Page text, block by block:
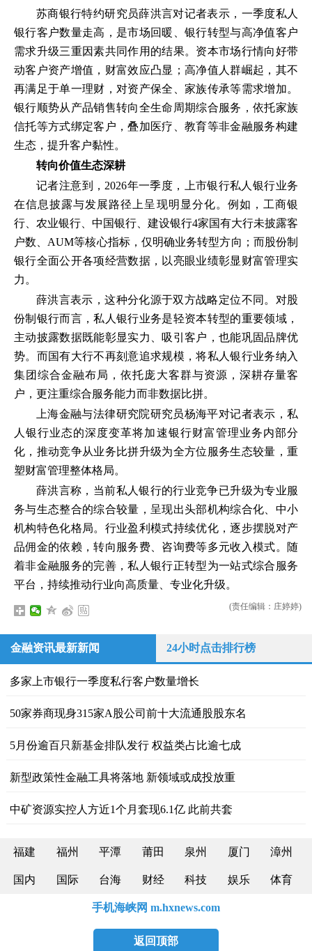
苏商银行特约研究员薛洪言对记者表示，一季度私人
银行客户数量走高，是市场回暖、银行转型与高净值客户
需求升级三重因素共同作用的结果。资本市场行情向好带
动客户资产增值，财富效应凸显；高净值人群崛起，其不
再满足于单一理财，对资产保全、家族传承等需求增加。
银行顺势从产品销售转向全生命周期综合服务，依托家族
信托等方式绑定客户，叠加医疗、教育等非金融服务构建
生态，提升客户黏性。
转向价值生态深耕
记者注意到，2026年一季度，上市银行私人银行业务
在信息披露与发展路径上呈现明显分化。例如，工商银
行、农业银行、中国银行、建设银行4家国有大行未披露客
户数、AUM等核心指标，仅明确业务转型方向；而股份制
银行全面公开各项经营数据，以亮眼业绩彰显财富管理实
力。
薛洪言表示，这种分化源于双方战略定位不同。对股
份制银行而言，私人银行业务是轻资本转型的重要领域，
主动披露数据既能彰显实力、吸引客户，也能巩固品牌优
势。而国有大行不再刻意追求规模，将私人银行业务纳入
集团综合金融布局，依托庞大客群与资源，深耕存量客
户，更注重综合服务能力而非数据比拼。
上海金融与法律研究院研究员杨海平对记者表示，私
人银行业态的深度变革将加速银行财富管理业务内部分
化，推动竞争从业务比拼升级为全方位服务生态较量，重
塑财富管理整体格局。
薛洪言称，当前私人银行的行业竞争已升级为专业服
务与生态整合的综合较量，呈现出头部机构综合化、中小
机构特色化格局。行业盈利模式持续优化，逐步摆脱对产
品佣金的依赖，转向服务费、咨询费等多元收入模式。随
着非金融服务的完善，私人银行正转型为一站式综合服务
平台，持续推动行业向高质量、专业化升级。
(责任编辑：庄婷婷)
金融资讯最新新闻 24小时点击排行榜
多家上市银行一季度私行客户数量增长
50家券商现身315家A股公司前十大流通股股东名
5月份逾百只新基金排队发行 权益类占比逾七成
新型政策性金融工具将落地 新领域或成投放重
中矿资源实控人方近1个月套现6.1亿 此前共套
福建 福州 平潭 莆田 泉州 厦门 漳州
国内 国际 台海 财经 科技 娱乐 体育
手机海峡网 m.hxnews.com
返回顶部